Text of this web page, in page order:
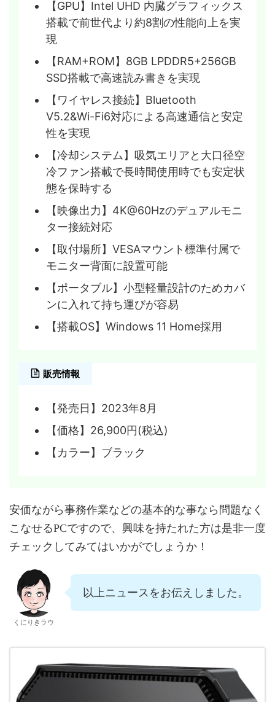
【GPU】Intel UHD 内臓グラフィックス
搭載で前世代より約8割の性能向上を実
現
【RAM+ROM】8GB LPDDR5+256GB
SSD搭載で高速読み書きを実現
【ワイヤレス接続】Bluetooth
V5.2&Wi-Fi6対応による高速通信と安定
性を実現
【冷却システム】吸気エリアと大口径空
冷ファン搭載で長時間使用時でも安定状
態を保時する
【映像出力】4K@60Hzのデュアルモニ
ター接続対応
【取付場所】VESAマウント標準付属で
モニター背面に設置可能
【ポータブル】小型軽量設計のためカバ
ンに入れて持ち運びが容易
【搭載OS】Windows 11 Home採用
販売情報
【発売日】2023年8月
【価格】26,900円(税込)
【カラー】ブラック
安価ながら事務作業などの基本的な事なら問題なく
こなせるPCですので、興味を持たれた方は是非一度
チェックしてみてはいかがでしょうか！
くにりきラウ
以上ニュースをお伝えしました。